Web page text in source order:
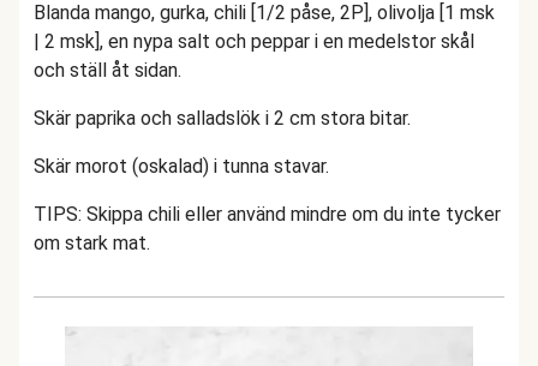
Blanda mango, gurka, chili [1/2 påse, 2P], olivolja [1 msk
| 2 msk], en nypa salt och peppar i en medelstor skål
och ställ åt sidan.
Skär paprika och salladslök i 2 cm stora bitar.
Skär morot (oskalad) i tunna stavar.
TIPS: Skippa chili eller använd mindre om du inte tycker
om stark mat.